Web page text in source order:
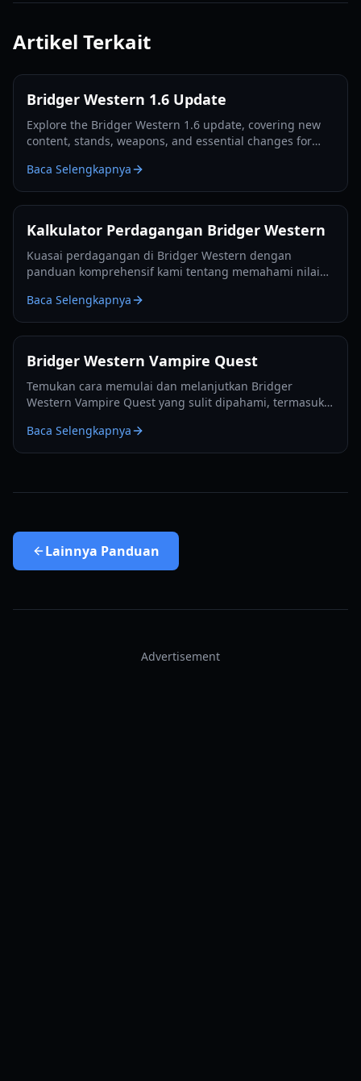
Artikel Terkait
Bridger Western 1.6 Update
Explore the Bridger Western 1.6 update, covering new
content, stands, weapons, and essential changes for
Baca Selengkapnya
Kalkulator Perdagangan Bridger Western
Kuasai perdagangan di Bridger Western dengan
panduan komprehensif kami tentang memahami nilai
membuat keputusan pertukaran yang tepat.
Baca Selengkapnya
Bridger Western Vampire Quest
Temukan cara memulai dan melanjutkan Bridger
Western Vampire Quest yang sulit dipahami, termasuk
tersembunyi.
Baca Selengkapnya
Lainnya Panduan
Advertisement